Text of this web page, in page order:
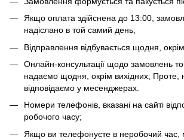
Якщо оплата здійснена до 13:00,
надіслано в той самий день;
Відправлення відбувається щодня,
Онлайн-консультації щодо замовлень
надаємо щодня, окрім вихідних; Проте,
відповідаємо у месенджерах.
Номери телефонів, вказані на сайті
робочого часу;
Якщо ви телефонуєте в неробочий час,